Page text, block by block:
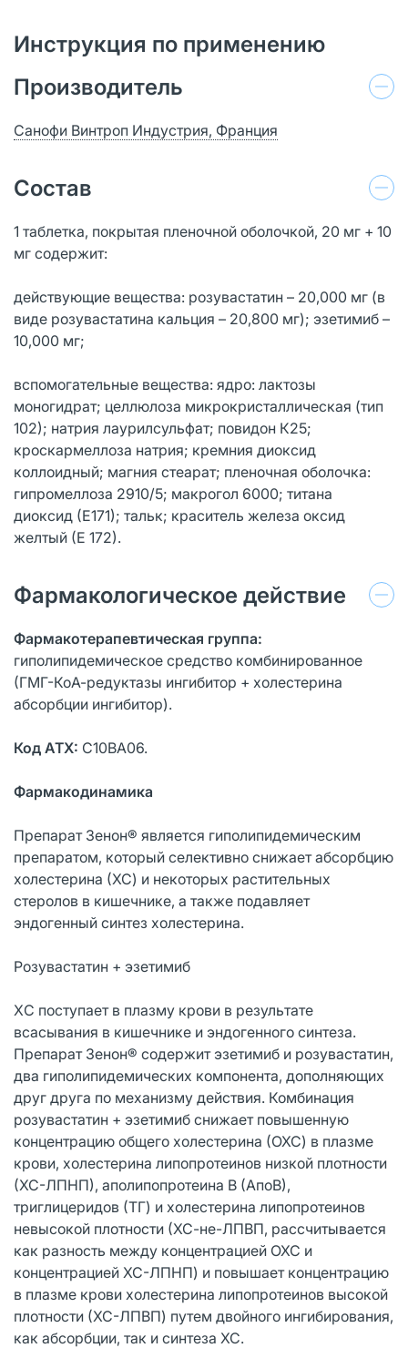
Инструкция по применению
Производитель
Санофи Винтроп Индустрия, Франция
Состав
1 таблетка, покрытая пленочной оболочкой, 20 мг + 10
мг содержит:
действующие вещества: розувастатин – 20,000 мг (в
виде розувастатина кальция – 20,800 мг); эзетимиб –
10,000 мг;
вспомогательные вещества: ядро: лактозы
моногидрат; целлюлоза микрокристаллическая (тип
102); натрия лаурилсульфат; повидон К25;
кроскармеллоза натрия; кремния диоксид
коллоидный; магния стеарат; пленочная оболочка:
гипромеллоза 2910/5; макрогол 6000; титана
диоксид (Е171); тальк; краситель железа оксид
желтый (Е 172).
Фармакологическое действие
Фармакотерапевтическая группа:
гиполипидемическое средство комбинированное
(ГМГ-КоА-редуктазы ингибитор + холестерина
абсорбции ингибитор).
Код АТХ: C10BA06.
Фармакодинамика
Препарат Зенон® является гиполипидемическим
препаратом, который селективно снижает абсорбцию
холестерина (ХС) и некоторых растительных
стеролов в кишечнике, а также подавляет
эндогенный синтез холестерина.
Розувастатин + эзетимиб
ХC поступает в плазму крови в результате
всасывания в кишечнике и эндогенного синтеза.
Препарат Зенон® содержит эзетимиб и розувастатин,
два гиполипидемических компонента, дополняющих
друг друга по механизму действия. Комбинация
розувастатин + эзетимиб снижает повышенную
концентрацию общего холестерина (ОХС) в плазме
крови, холестерина липопротеинов низкой плотности
(ХС-ЛПНП), аполипопротеина В (АпоВ),
триглицеридов (ТГ) и холестерина липопротеинов
невысокой плотности (ХС-не-ЛПВП, рассчитывается
как разность между концентрацией ОХС и
концентрацией ХС-ЛПНП) и повышает концентрацию
в плазме крови холестерина липопротеинов высокой
плотности (ХС-ЛПВП) путем двойного ингибирования,
как абсорбции, так и синтеза ХС.